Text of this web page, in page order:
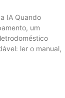
IA Quando
um
ler o manual,